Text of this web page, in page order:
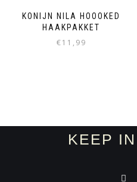
KONIJN NILA HOOOKED
HAAKPAKKET
€11,99
KEEP